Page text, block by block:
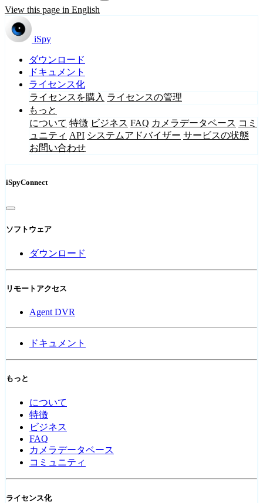
View this page in English
iSpy
ダウンロード
ドキュメント
ライセンス化
ライセンスを購入 ライセンスの管理
もっと
について 特徴 ビジネス FAQ カメラデータベース コミ
ュニティ API システムアドバイザー サービスの状態
お問い合わせ
iSpyConnect
ソフトウェア
ダウンロード
リモートアクセス
Agent DVR
ドキュメント
もっと
について
特徴
ビジネス
FAQ
カメラデータベース
コミュニティ
ライセンス化